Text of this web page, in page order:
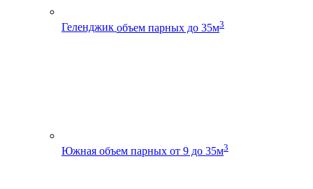
Геленджик объем парных до 35м3
Южная объем парных от 9 до 35м3